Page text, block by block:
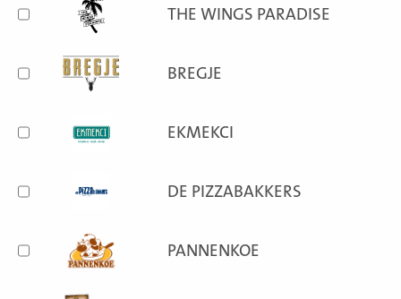
THE WINGS PARADISE
BREGJE
EKMEKCI
DE PIZZABAKKERS
PANNENKOE